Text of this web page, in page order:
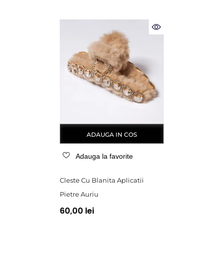
ADAUGA IN COS
Adauga la favorite
Cleste Cu Blanita Aplicatii
Pietre Auriu
60,00 lei